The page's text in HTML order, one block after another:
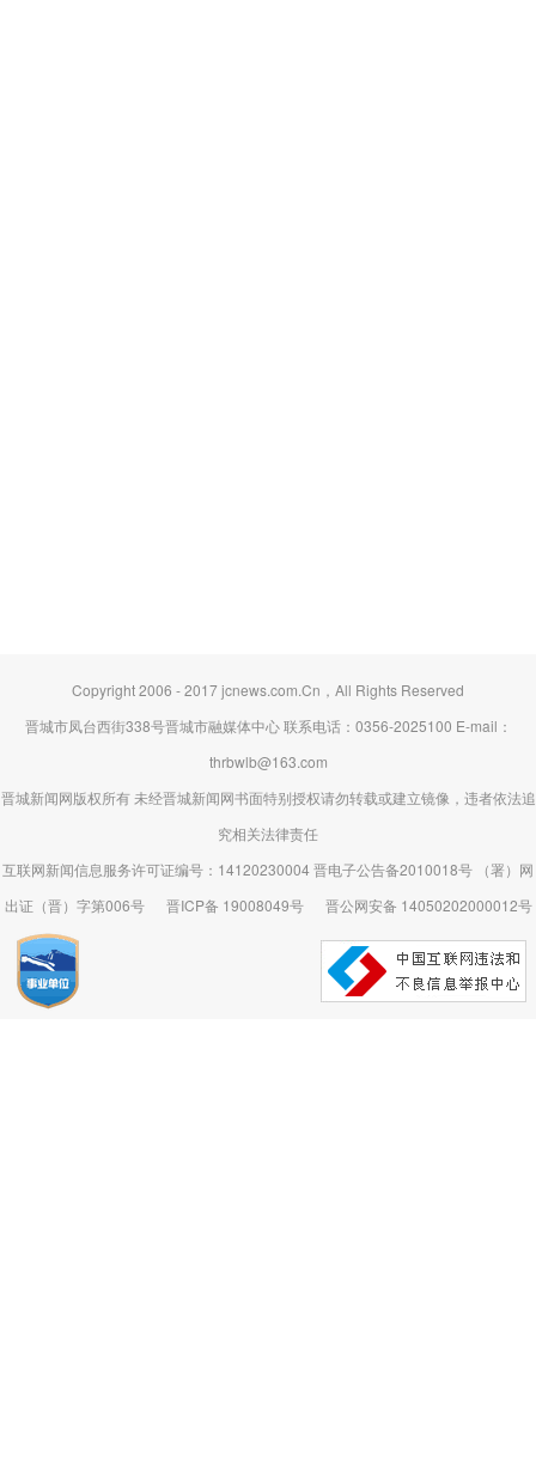
Copyright 2006 - 2017 jcnews.com.Cn，All Rights Reserved
晋城市凤台西街338号晋城市融媒体中心 联系电话：0356-2025100 E-mail：
thrbwlb@163.com
晋城新闻网版权所有 未经晋城新闻网书面特别授权请勿转载或建立镜像，违者依法追
究相关法律责任
互联网新闻信息服务许可证编号：14120230004 晋电子公告备2010018号 （署）网
出证（晋）字第006号
晋ICP备 19008049号 晋公网安备 14050202000012号